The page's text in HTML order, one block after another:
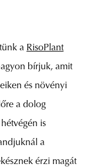
a RisoPlant
bírjuk, amit
és növényi
a dolog
is
a
érzi magát